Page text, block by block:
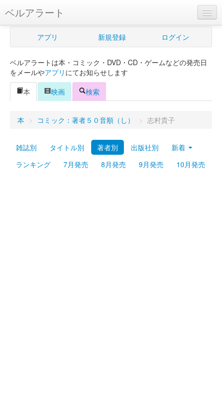
ベルアラート
ベルアラートとは
新規登録
ログイン
Myシェルフ
プレミアム
アプリ 新規登録 ログイン
ベルアラートは本・コミック・DVD・CD・ゲームなどの発売日
をメールやアプリ にてお知らせします
本
映画 検索
本 > コミック：著者５０音順（し） > 志村貴子
雑誌別 タイトル別 著者別 出版社別
新着
ランキング
7月発売 8月発売 9月発売 10月発売